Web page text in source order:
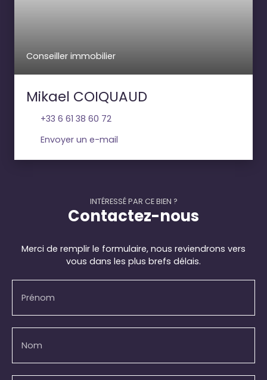
Conseiller immobilier
Mikael COIQUAUD
+33 6 61 38 60 72
Envoyer un e-mail
INTÉRESSÉ PAR CE BIEN ?
Contactez-nous
Merci de remplir le formulaire, nous reviendrons vers
vous dans les plus brefs délais.
Prénom
Nom